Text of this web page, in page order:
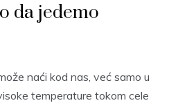
da jedemo
naći kod nas, već samo u
temperature tokom cele